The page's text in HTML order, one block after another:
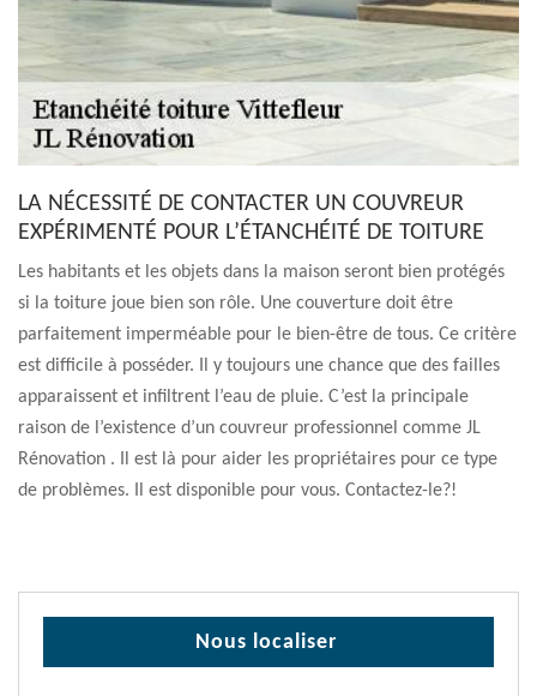
LA NÉCESSITÉ DE CONTACTER UN COUVREUR
EXPÉRIMENTÉ POUR L’ÉTANCHÉITÉ DE TOITURE
Les habitants et les objets dans la maison seront bien protégés
si la toiture joue bien son rôle. Une couverture doit être
parfaitement imperméable pour le bien-être de tous. Ce critère
est difficile à posséder. Il y toujours une chance que des failles
apparaissent et infiltrent l’eau de pluie. C’est la principale
raison de l’existence d’un couvreur professionnel comme JL
Rénovation . Il est là pour aider les propriétaires pour ce type
de problèmes. Il est disponible pour vous. Contactez-le?!
Nous localiser